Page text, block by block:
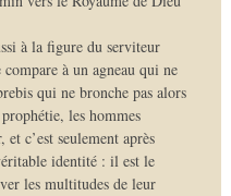
à la figure du serviteur
à un agneau qui ne
qui ne bronche pas alors
les hommes
c’est seulement après
identité : il est le
les multitudes de leur